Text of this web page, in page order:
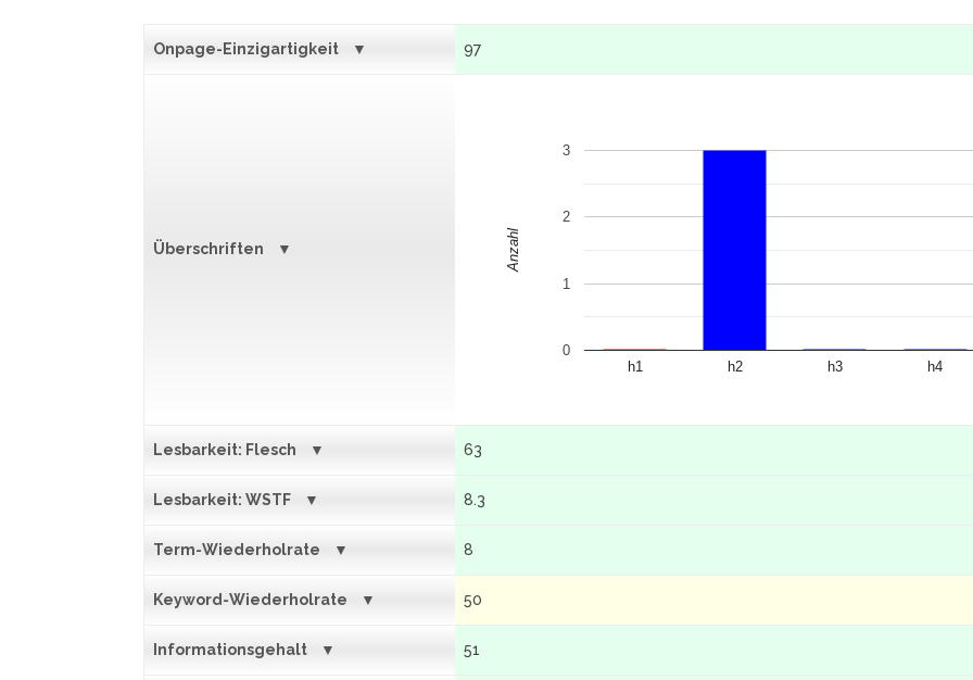
Onpage-Einzigartigkeit 97
Überschriften
h1 h2 h3 h4
0
1
2
3
Anzahl
Lesbarkeit: Flesch 63
Lesbarkeit: WSTF 8.3
Term-Wiederholrate 8
Keyword-Wiederholrate 50
Informationsgehalt 51